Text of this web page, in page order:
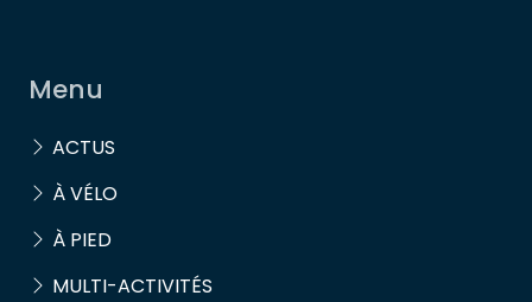
Menu
ACTUS
À VÉLO
À PIED
MULTI-ACTIVITÉS